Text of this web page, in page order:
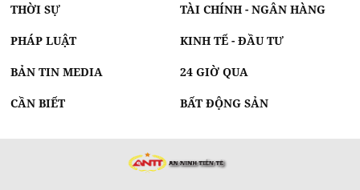
THỜI SỰ TÀI CHÍNH - NGÂN HÀNG
PHÁP LUẬT KINH TẾ - ĐẦU TƯ
BẢN TIN MEDIA 24 GIỜ QUA
CẦN BIẾT BẤT ĐỘNG SẢN